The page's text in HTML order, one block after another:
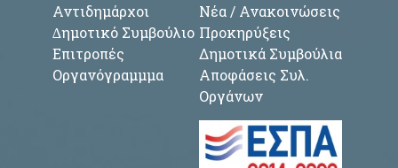
Αντιδημάρχοι
∆ημοτικό Συμβούλιο
Επιτροπές
Οργανόγραμμμα
Νέα / Ανακοινώσεις
Προκηρύξεις
Δημοτικά Συμβούλια
Αποφάσεις Συλ.
Οργάνων